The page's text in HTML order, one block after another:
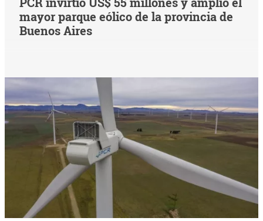
mayor parque eólico de la provincia de
Buenos Aires